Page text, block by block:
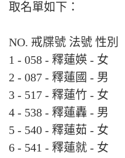
取名單如下：
NO. 戒牒號 法號 性別
1 - 058 - 釋蓮媖 - 女
2 - 087 - 釋蓮國 - 男
3 - 517 - 釋蓮竹 - 女
4 - 538 - 釋蓮轟 - 男
5 - 540 - 釋蓮茹 - 女
6 - 541 - 釋蓮就 - 女